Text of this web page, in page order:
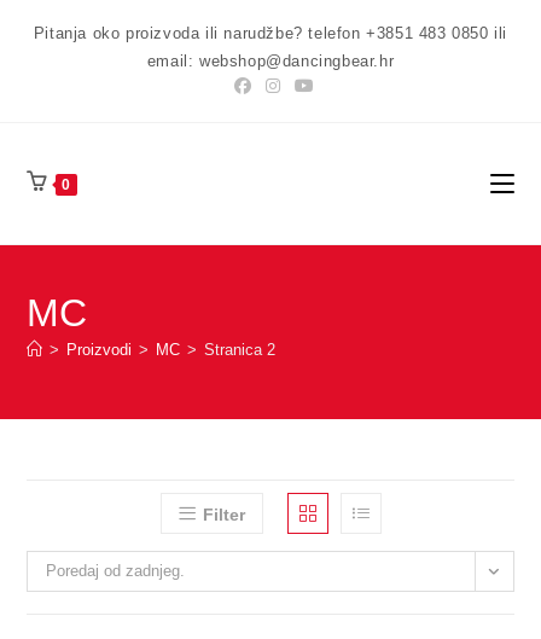
Pitanja oko proizvoda ili narudžbe? telefon +3851 483 0850 ili
email: webshop@dancingbear.hr
0
MC
> Proizvodi > MC > Stranica 2
Filter
Poredaj od zadnjeg.